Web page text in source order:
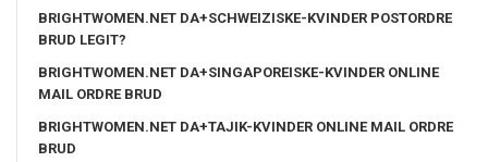
BRIGHTWOMEN.NET DA+SCHWEIZISKE-KVINDER POSTORDRE
BRUD LEGIT?
BRIGHTWOMEN.NET DA+SINGAPOREISKE-KVINDER ONLINE
MAIL ORDRE BRUD
BRIGHTWOMEN.NET DA+TAJIK-KVINDER ONLINE MAIL ORDRE
BRUD